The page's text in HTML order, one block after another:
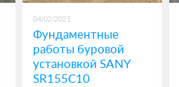
04/02/2021
Фундаментные
работы буровой
установкой SANY
SR155C10